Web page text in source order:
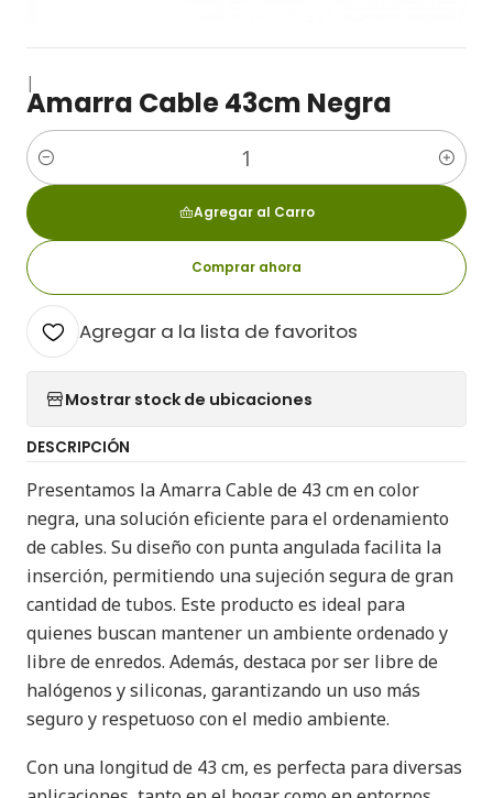
|
Amarra Cable 43cm Negra
Cantidad
Agregar al Carro
Comprar ahora
Agregar a la lista de favoritos
Mostrar stock de ubicaciones
DESCRIPCIÓN
Presentamos la Amarra Cable de 43 cm en color
negra, una solución eficiente para el ordenamiento
de cables. Su diseño con punta angulada facilita la
inserción, permitiendo una sujeción segura de gran
cantidad de tubos. Este producto es ideal para
quienes buscan mantener un ambiente ordenado y
libre de enredos. Además, destaca por ser libre de
halógenos y siliconas, garantizando un uso más
seguro y respetuoso con el medio ambiente.
Con una longitud de 43 cm, es perfecta para diversas